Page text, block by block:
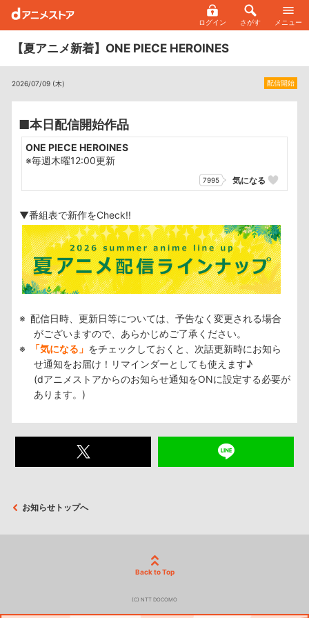
ログイン さがす メニュー
【夏アニメ新着】ONE PIECE HEROINES
配信開始
2026/07/09 (木)
■本日配信開始作品
ONE PIECE HEROINES
※毎週木曜12:00更新
7995 気になる
▼番組表で新作をCheck!!
配信日時、更新日等については、予告なく変更される場合
がございますので、あらかじめご了承ください。
「気になる」 をチェックしておくと、次話更新時にお知ら
せ通知をお届け！リマインダーとしても使えます♪
(dアニメストアからのお知らせ通知をONに設定する必要が
あります。)
お知らせトップへ
Back to Top
(C) NTT DOCOMO